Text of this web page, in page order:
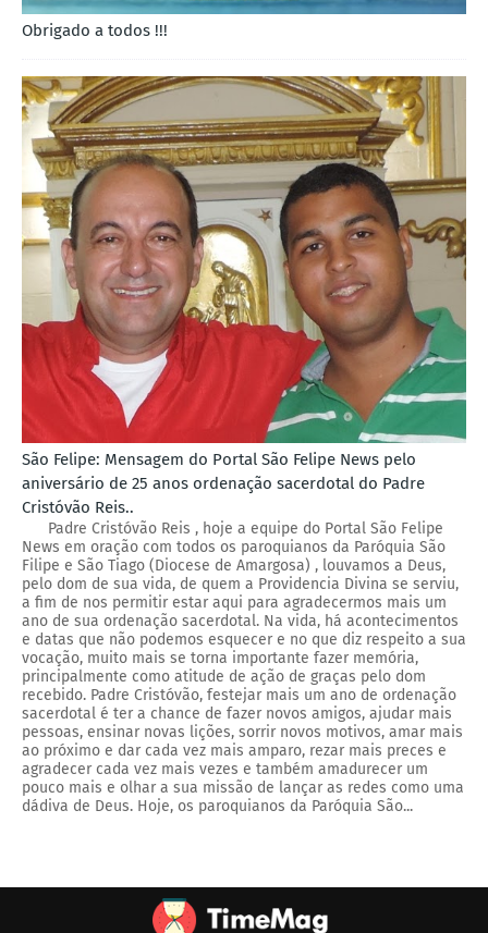
Obrigado a todos !!!
São Felipe: Mensagem do Portal São Felipe News pelo
aniversário de 25 anos ordenação sacerdotal do Padre
Cristóvão Reis..
Padre Cristóvão Reis , hoje a equipe do Portal São Felipe
News em oração com todos os paroquianos da Paróquia São
Filipe e São Tiago (Diocese de Amargosa) , louvamos a Deus,
pelo dom de sua vida, de quem a Providencia Divina se serviu,
a fim de nos permitir estar aqui para agradecermos mais um
ano de sua ordenação sacerdotal. Na vida, há acontecimentos
e datas que não podemos esquecer e no que diz respeito a sua
vocação, muito mais se torna importante fazer memória,
principalmente como atitude de ação de graças pelo dom
recebido. Padre Cristóvão, festejar mais um ano de ordenação
sacerdotal é ter a chance de fazer novos amigos, ajudar mais
pessoas, ensinar novas lições, sorrir novos motivos, amar mais
ao próximo e dar cada vez mais amparo, rezar mais preces e
agradecer cada vez mais vezes e também amadurecer um
pouco mais e olhar a sua missão de lançar as redes como uma
dádiva de Deus. Hoje, os paroquianos da Paróquia São...